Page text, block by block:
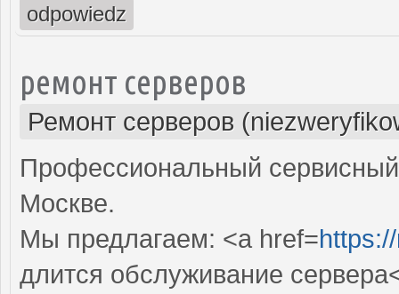
odpowiedz
ремонт серверов
Ремонт серверов
Профессиональный
Москве.
Мы предлагаем: <a href=
длится обслуживание